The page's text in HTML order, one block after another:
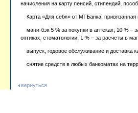
начисления на карту пенсий, стипендий,
Карта «Для себя» от МТБанка,
мани-бэк 5 % за покупки в аптеках, 10 % –
оптиках, стоматологии, 1 % – за расчеты в
выпуск, годовое обслуживание и доставка
снятие средств в любых банкоматах на
вернуться